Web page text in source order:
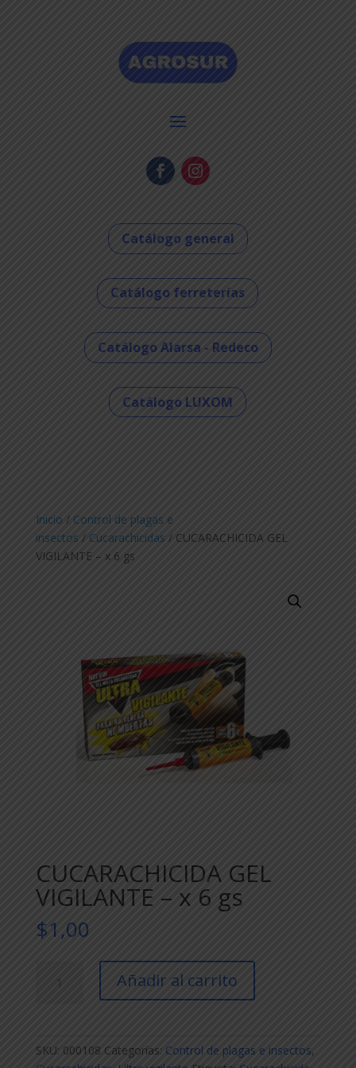
Catálogo general
Catálogo ferreterías
Catálogo Alarsa - Redeco
Catálogo LUXOM
Inicio / Control de plagas e
insectos / Cucarachicidas / CUCARACHICIDA GEL
VIGILANTE – x 6 gs
CUCARACHICIDA GEL
VIGILANTE – x 6 gs
$1,00
Añadir al carrito
SKU: 000108 Categorías: Control de plagas e insectos,